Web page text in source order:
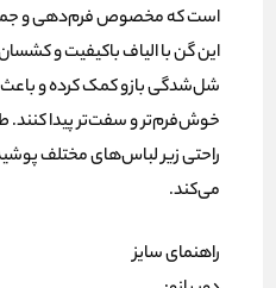
است که مخصوصفرم‌دهی و
این گن با الیاف باکیفیت و
شل‌شدگی بازو کمک کرده و
خوش‌فرم‌تر و سفت‌تر پیدا کنند.
راحتی زیر لباس‌های مختلف
می‌کند.
راهنمای سایز